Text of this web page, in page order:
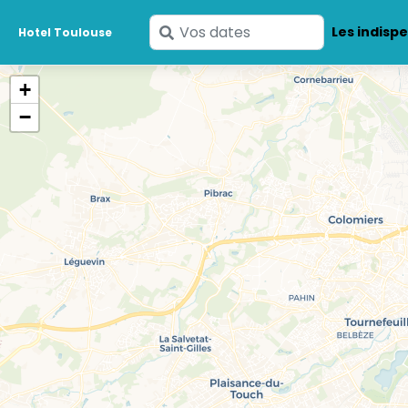
Hotel Toulouse
Saisissez
vos
dates
Les
+
−